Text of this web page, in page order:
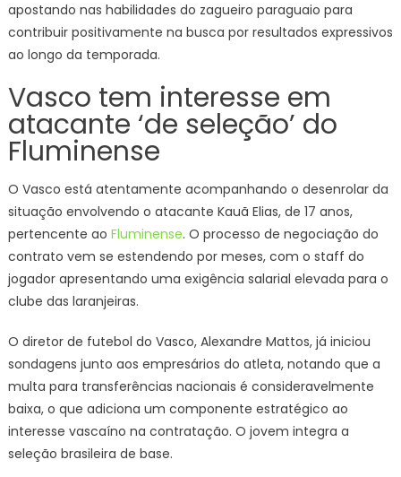
apostando nas habilidades do zagueiro paraguaio para
contribuir positivamente na busca por resultados expressivos
ao longo da temporada.
Vasco tem interesse em
atacante ‘de seleção’ do
Fluminense
O Vasco está atentamente acompanhando o desenrolar da
situação envolvendo o atacante Kauã Elias, de 17 anos,
pertencente ao Fluminense. O processo de negociação do
contrato vem se estendendo por meses, com o staff do
jogador apresentando uma exigência salarial elevada para o
clube das laranjeiras.
O diretor de futebol do Vasco, Alexandre Mattos, já iniciou
sondagens junto aos empresários do atleta, notando que a
multa para transferências nacionais é consideravelmente
baixa, o que adiciona um componente estratégico ao
interesse vascaíno na contratação. O jovem integra a
seleção brasileira de base.